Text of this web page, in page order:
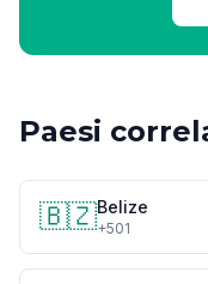
Paesi
🇧🇿Belize
+501